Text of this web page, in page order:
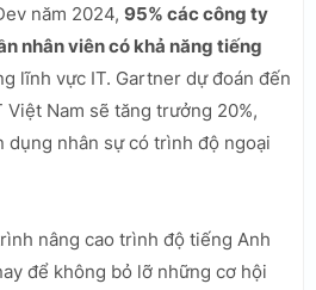
năm 2024, 95% các công ty
nhân viên có khả năng tiếng
lĩnh vực IT. Gartner dự đoán đến
Nam sẽ tăng trưởng 20%,
dụng nhân sự có trình độ ngoại
nâng cao trình độ tiếng Anh
để không bỏ lỡ những cơ hội